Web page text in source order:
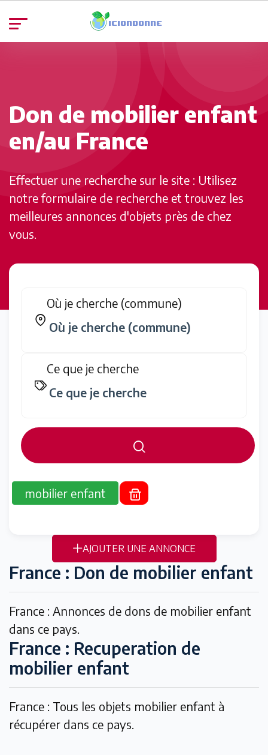
Don de mobilier enfant
en/au France
Effectuer une recherche sur le site : Utilisez
notre formulaire de recherche et trouvez les
meilleures annonces d'objets près de chez
vous.
Où je cherche (commune)
Ce que je cherche
mobilier enfant
AJOUTER UNE ANNONCE
France : Don de mobilier enfant
France : Annonces de dons de mobilier enfant
dans ce pays.
France : Recuperation de
mobilier enfant
France : Tous les objets mobilier enfant à
récupérer dans ce pays.